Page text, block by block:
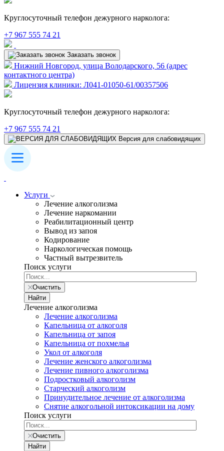
Круглосуточный телефон дежурного нарколога:
+7 967 555 74 21
Заказать звонок
Нижний Новгород, улица Володарского, 56 (адрес
контактного центра)
Лицензия клиники: Л041-01050-61/00357506
Круглосуточный телефон дежурного нарколога:
+7 967 555 74 21
Версия для слабовидящих
Услуги
Лечение алкоголизма
Лечение наркомании
Реабилитационный центр
Вывод из запоя
Кодирование
Наркологическая помощь
Частный вытрезвитель
Поиск услуги
Очистить
Найти
Лечение алкоголизма
Лечение алкоголизма
Капельница от алкоголя
Капельница от запоя
Капельница от похмелья
Укол от алкоголя
Лечение женского алкоголизма
Лечение пивного алкоголизма
Подростковый алкоголизм
Старческий алкоголизм
Принудительное лечение от алкоголизма
Снятие алкогольной интоксикации на дому
Поиск услуги
Очистить
Найти